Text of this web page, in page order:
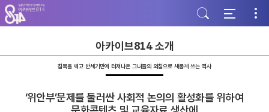
주
메
뉴
가
본
문
바
기
하
단
바
기
아카이브814 소개
침묵을 깨고 반세기만에 터져나온 그녀들의 외침으로 새롭게 쓰는 역사
‘위안부’문제를 둘러싼 사회적 논의의 활성화를 위하여